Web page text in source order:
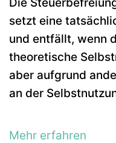
setzt eine
und entfällt, wenn
theoretische
aber aufgrund
an der
Mehr erfahren